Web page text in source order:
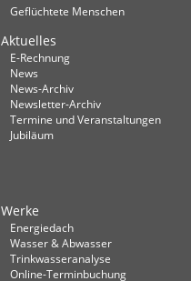
Geflüchtete Menschen
Aktuelles
E-Rechnung
News
News-Archiv
Newsletter-Archiv
Termine und Veranstaltungen
Jubiläum
Werke
Energiedach
Wasser & Abwasser
Trinkwasseranalyse
Online-Terminbuchung